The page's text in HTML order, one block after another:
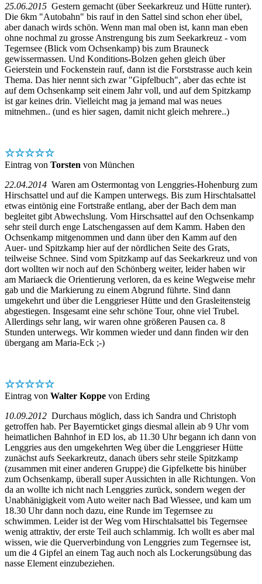
25.06.2015 Gestern gemacht (über Seekarkreuz und Hütte runter).
Die 6km "Autobahn" bis rauf in den Sattel sind schon eher übel,
aber danach wirds schön. Wenn man mal oben ist, kann man eben
ohne nochmal zu grosse Anstrengung bis zum Seekarkreuz - vom
Tegernsee (Blick vom Ochsenkamp) bis zum Brauneck
gewissermassen. Und Konditions-Bolzen gehen gleich über
Geierstein und Fockenstein rauf, dann ist die Forststrasse auch kein
Thema. Das hier nennt sich zwar "Gipfelbuch", aber das echte ist
auf dem Ochsenkamp seit einem Jahr voll, und auf dem Spitzkamp
ist gar keines drin. Vielleicht mag ja jemand mal was neues
mitnehmen.. (und es hier sagen, damit nicht gleich mehrere..)
☆☆☆☆☆
Eintrag von Torsten von München
22.04.2014 Waren am Ostermontag von Lenggries-Hohenburg zum
Hirschsattel und auf die Kampen unterwegs. Bis zum Hirschtalsattel
etwas eintönig eine Fortstraße entlang, aber der Bach dem man
begleitet gibt Abwechslung. Vom Hirschsattel auf den Ochsenkamp
sehr steil durch enge Latschengassen auf dem Kamm. Haben den
Ochsenkamp mitgenommen und dann über den Kamm auf den
Auer- und Spitzkamp hier auf der nördlichen Seite des Grats,
teilweise Schnee. Sind vom Spitzkamp auf das Seekarkreuz und von
dort wollten wir noch auf den Schönberg weiter, leider haben wir
am Mariaeck die Orientierung verloren, da es keine Wegweise mehr
gab und die Markierung zu einem Abgrund führte. Sind dann
umgekehrt und über die Lenggrieser Hütte und den Grasleitensteig
abgestiegen. Insgesamt eine sehr schöne Tour, ohne viel Trubel.
Allerdings sehr lang, wir waren ohne größeren Pausen ca. 8
Stunden unterwegs. Wir kommen wieder und dann finden wir den
übergang am Maria-Eck ;-)
☆☆☆☆☆
Eintrag von Walter Koppe von Erding
10.09.2012 Durchaus möglich, dass ich Sandra und Christoph
getroffen hab. Per Bayernticket gings diesmal allein ab 9 Uhr vom
heimatlichen Bahnhof in ED los, ab 11.30 Uhr begann ich dann von
Lenggries aus den umgekehrten Weg über die Lenggrieser Hütte
zunächst aufs Seekarkreutz, danach übers sehr steile Spitzkamp
(zusammen mit einer anderen Gruppe) die Gipfelkette bis hinüber
zum Ochsenkamp, überall super Aussichten in alle Richtungen. Von
da an wollte ich nicht nach Lenggries zurück, sondern wegen der
Unabhänigigkeit vom Auto weiter nach Bad Wiessee, und kam um
18.30 Uhr dann noch dazu, eine Runde im Tegernsee zu
schwimmen. Leider ist der Weg vom Hirschtalsattel bis Tegernsee
wenig attraktiv, der erste Teil auch schlammig. Ich wollt es aber mal
wissen, wie die Querverbindung von Lenggries zum Tegernsee ist,
um die 4 Gipfel an einem Tag auch noch als Lockerungsübung das
nasse Element einzubeziehen.